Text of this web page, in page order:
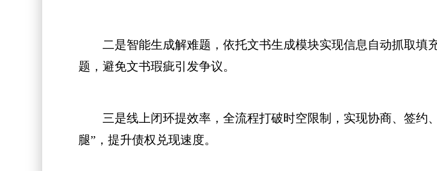
二是智能生成解难题，依托文书生成模块实现信息自动抓取填
题，避免文书瑕疵引发争议。
三是线上闭环提效率，全流程打破时空限制，实现协商、签约
腿”，提升债权兑现速度。